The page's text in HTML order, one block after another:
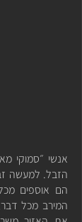
אנשי ״סמוקי
הזבל. למעשה
הם אוספים
המירב מכל